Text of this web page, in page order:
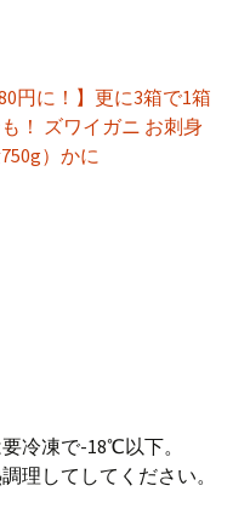
円に！】更に3箱で1箱
！ ズワイガニ お刺身
）かに
冷凍で-18℃以下。
理してしてください。